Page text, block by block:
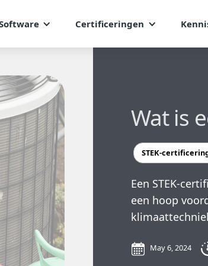
Certificeringen
Wat is
STEK-
Een STEK-
een hoop
May 6, 2024